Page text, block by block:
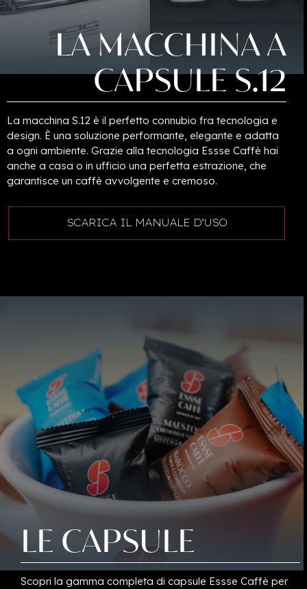
LAMACCHINAA
CAPSULES.12
La macchina S.12 è il perfetto connubio fra tecnologia e
design. È una soluzione performante, elegante e adatta
a ogni ambiente. Grazie alla tecnologia Essse Caffè hai
anche a casa o in ufficio una perfetta estrazione, che
garantisce un caffè avvolgente e cremoso.
SCARICA IL MANUALE D’USO
LE CAPSULE
Scopri la gamma completa di capsule Essse Caffè per